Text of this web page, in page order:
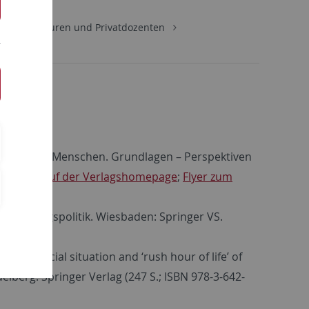
Professuren und Privatdozenten
junger Menschen. Grundlagen – Perspektiven
Buch auf der Verlagshomepage; Flyer zum
Bildungspolitik. Wiesbaden: Springer VS.
Financial situation and ‘rush hour of life’ of
Springer Verlag (247 S.; ISBN 978-3-642-